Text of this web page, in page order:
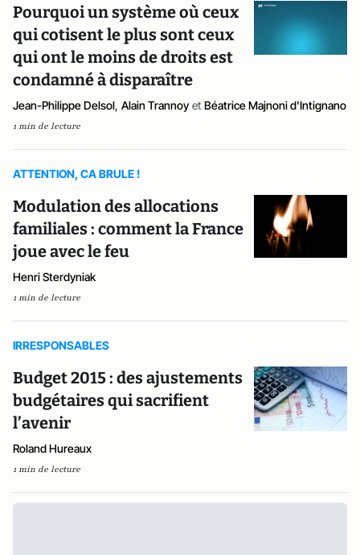
Pourquoi un système où ceux
qui cotisent le plus sont ceux
qui ont le moins de droits est
condamné à disparaître
Jean-Philippe Delsol, Alain Trannoy et Béatrice Majnoni d'Intignano
1 min de lecture
ATTENTION, CA BRULE !
Modulation des allocations
familiales : comment la France
joue avec le feu
Henri Sterdyniak
1 min de lecture
IRRESPONSABLES
Budget 2015 : des ajustements
budgétaires qui sacrifient
l’avenir
Roland Hureaux
1 min de lecture